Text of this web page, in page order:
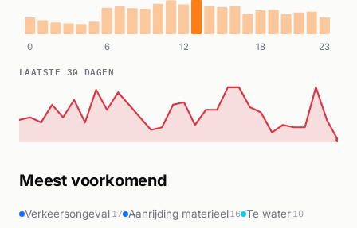
0 6 12 18 23
LAATSTE 30 DAGEN
Meest voorkomend
Verkeersongeval 17 Aanrijding materieel16 Te water 10